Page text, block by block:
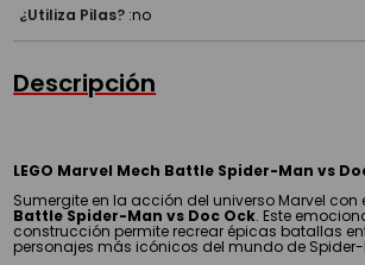
¿Utiliza Pilas? :no
Descripción
LEGO Marvel Mech Battle Spider-Man vs
Sumergite en la acción del universo Marvel con
Battle Spider-Man vs Doc Ock. Este
construcción permite recrear épicas batallas
personajes más icónicos del mundo de Spider-